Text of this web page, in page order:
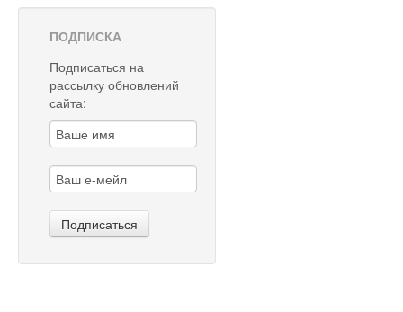
ПОДПИСКА
Подписаться на
рассылку обновлений
сайта: